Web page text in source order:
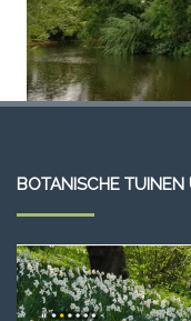
BOTANISCHE TUINEN